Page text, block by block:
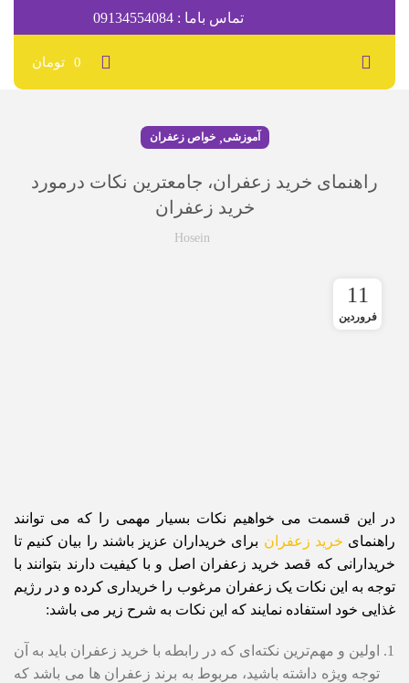
تماس باما : 09134554084
0 تومان
آموزشی,خواص زعفران
راهنمای خرید زعفران، جامعترین نکات درمورد
خرید زعفران
Hosein
11
فروردین
در این قسمت می خواهیم نکات بسیار مهمی را که می توانند
راهنمای خرید زعفران برای خریداران عزیز باشند را بیان کنیم تا
خریدارانی که قصد خرید زعفران اصل و با کیفیت دارند بتوانند با
توجه به این نکات یک زعفران مرغوب را خریداری کرده و در رژیم
غذایی خود استفاده نمایند که این نکات به شرح زیر می باشد:
اولین و مهم‌ترین نکته‌ای که در رابطه با خرید زعفران باید به آن
توجه ویژه داشته باشید، مربوط به برند زعفران ها می باشد که